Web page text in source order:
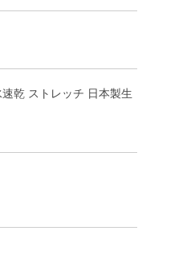
乾 ストレッチ 日本製生